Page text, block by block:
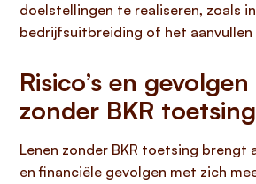
doelstellingen te realiseren, zoals
bedrijfsuitbreiding of het aanvullen
Risico’s en
zonder BKR toetsing
Lenen zonder BKR toetsing brengt
en financiële gevolgen met zich